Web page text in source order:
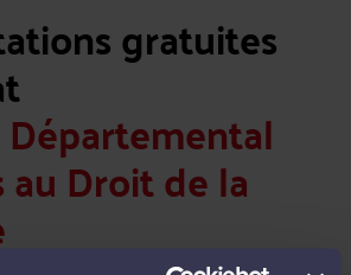
gratuites
au Droit de la